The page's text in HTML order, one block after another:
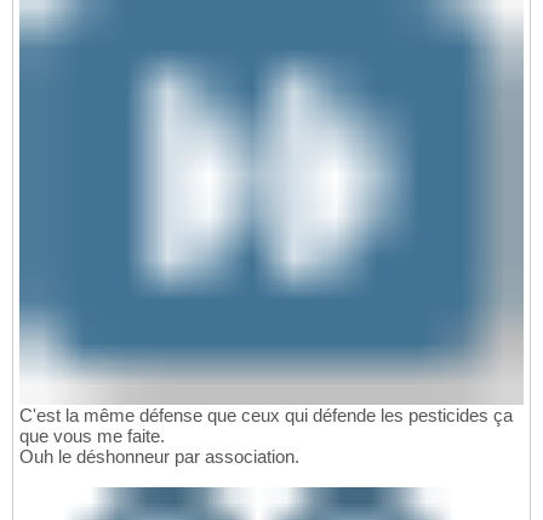
C'est la même défense que ceux qui défende les pesticides ça
que vous me faite.
Ouh le déshonneur par association.